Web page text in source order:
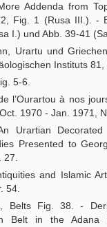
Addenda from
Fig. 1 (Rusa III.). -
I.) und Abb. 39-41
Urartu und
Instituts 81,
5-6.
l’Ourartou à nos
1970 - Jan. 1971,
Urartian
Presented to
and Islamic
54.
Belts Fig. 38. -
Belt in the Adana